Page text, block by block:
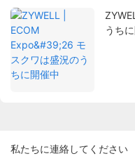
うち
私たちに連絡してください